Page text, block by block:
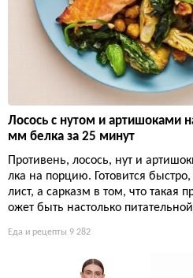
Лосось с нутом и артишоками
мм белка за 25 минут
Противень, лосось, нут и
лка на порцию. Готовится
лист, а сарказм в том, что такая
ожет быть настолько
Еда и рецепты 9 282